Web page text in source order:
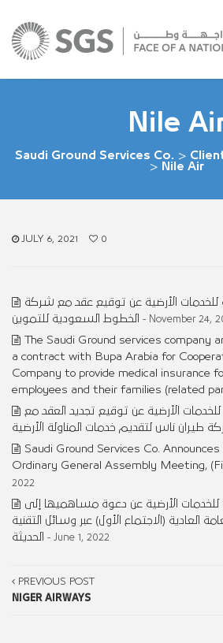
Nile
Saudi Ground Services Co. >
> Nile Air
JULY 6, 2021 0
للخدمات الأرضية عن توقيع عقد مع شركة
الخطوط السعودية للتموين
- November 24,
The Saudi Ground services company
a contract with Bupa Arabia for
Company to provide medical insurance
employees and their families (related
الأرضية عن توقيع تجديد العقد مع
Saudi Ground Services Co.
Ordinary General Assembly Meeting,
2022
الأرضية عن دعوة مساهميها إلى
العادية (الاجتماع الأول) عبر وسائل التقنية
الحديثة
- June 1, 2022
PREVIOUS POST
NIGER AIRWAYS